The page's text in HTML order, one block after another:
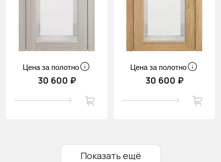
Цена за полотно
30 600 ₽
Цена за полотно
30 600 ₽
Показать ещё